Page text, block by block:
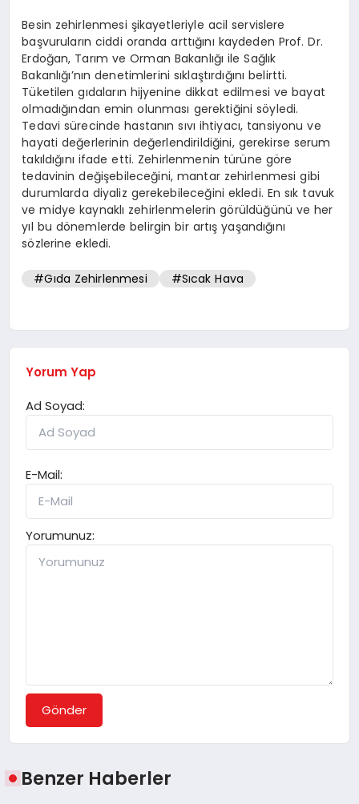
Besin zehirlenmesi şikayetleriyle acil servislere
başvuruların ciddi oranda arttığını kaydeden Prof. Dr.
Erdoğan, Tarım ve Orman Bakanlığı ile Sağlık
Bakanlığı’nın denetimlerini sıklaştırdığını belirtti.
Tüketilen gıdaların hijyenine dikkat edilmesi ve bayat
olmadığından emin olunması gerektiğini söyledi.
Tedavi sürecinde hastanın sıvı ihtiyacı, tansiyonu ve
hayati değerlerinin değerlendirildiğini, gerekirse serum
takıldığını ifade etti. Zehirlenmenin türüne göre
tedavinin değişebileceğini, mantar zehirlenmesi gibi
durumlarda diyaliz gerekebileceğini ekledi. En sık tavuk
ve midye kaynaklı zehirlenmelerin görüldüğünü ve her
yıl bu dönemlerde belirgin bir artış yaşandığını
sözlerine ekledi.
#Gıda Zehirlenmesi #Sıcak Hava
Yorum Yap
Ad Soyad:
E-Mail:
Yorumunuz:
Gönder
Benzer Haberler